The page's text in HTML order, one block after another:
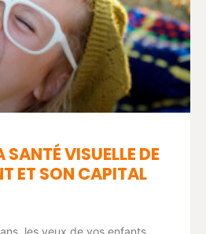
SANTÉ VISUELLE DE
ET SON CAPITAL
ans, les yeux de vos enfants